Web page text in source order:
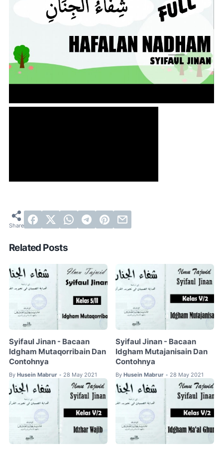
Related Posts
Syifaul Jinan - Bacaan
Idgham Mutaqorribain Dan
Contohnya
By Husein Mabrur • 28 May 2021
Syifaul Jinan - Bacaan
Idgham Mutajanisain Dan
Contohnya
By Husein Mabrur • 28 May 2021